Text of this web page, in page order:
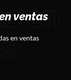
en
ventas
en ventas